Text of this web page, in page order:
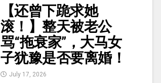
【还曾下跪求她
滚！】整天被老公
骂“拖衰家”，大马女
子犹豫是否要离婚！
July 17, 2026